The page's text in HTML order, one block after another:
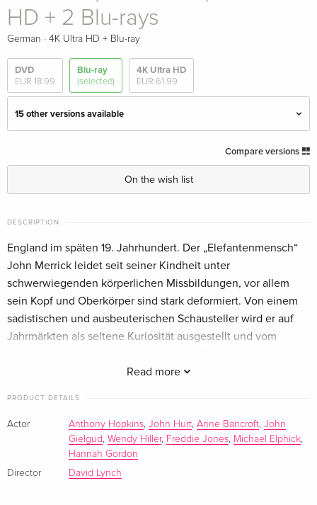
HD + 2 Blu-rays
German · 4K Ultra HD + Blu-ray
DVD
EUR 18.99
Blu-ray
(selected)
4K Ultra HD
EUR 61.99
15 other versions available
Edition
EUR 51.49
Edition, 4K Ultra HD + Blu-ray
English · US Version
4K-restauriert, Collector's Edition, 2 Blu-rays
German
EUR 22.49
4K Ultra HD + Blu-ray
EUR 41.49
Arthaus
Compare versions
On the wish list
DESCRIPTION
Read more
England im späten 19. Jahrhundert. Der „Elefantenmensch“
John Merrick leidet seit seiner Kindheit unter
schwerwiegenden körperlichen Missbildungen, vor allem
sein Kopf und Oberkörper sind stark deformiert. Von einem
sadistischen und ausbeuterischen Schausteller wird er auf
Jahrmärkten als seltene Kuriosität ausgestellt und vom
Chirurg Frederick Treves auf seinen Fall aufmerksam und
geben. Nach anfänglicher Skepsis ist schliesslich auch das
dortige Personal einverstanden, als sich zeigt, dass in dem
„Elefantenmenschen“ ein sensibler und intelligenter
Charakter schlummert. Doch trotz der fruchtbaren
PRODUCT DETAILS
Actor Anthony Hopkins, John Hurt, Anne Bancroft, John
Gielgud, Wendy Hiller, Freddie Jones, Michael Elphick,
Hannah Gordon
Director
David Lynch